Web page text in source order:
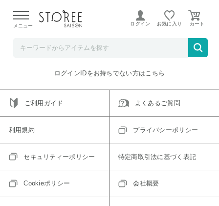
よる配送遅延が発生しております。
メニュー ログイン お気に入り
ご指定のアイテムは取り扱い終了、またはただいま取り扱い
トップへ戻る
ログインIDをお持ちでない方はこちら
ご利用ガイド よくあるご質問
利用規約 プライバシーポリシー
セキュリティーポリシー 特定商取引法に基づく表記
Cookieポリシー 会社概要